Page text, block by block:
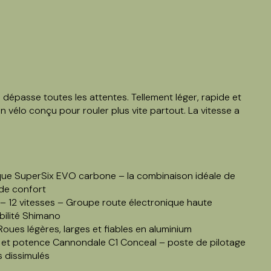
toutes les attentes. Tellement léger, rapide et
vélo conçu pour rouler plus vite partout. La vitesse a
SuperSix EVO carbone – la combinaison idéale de
confort
12 vitesses – Groupe route électronique haute
Shimano
légères, larges et fiables en aluminium
potence Cannondale C1 Conceal – poste de pilotage
dissimulés